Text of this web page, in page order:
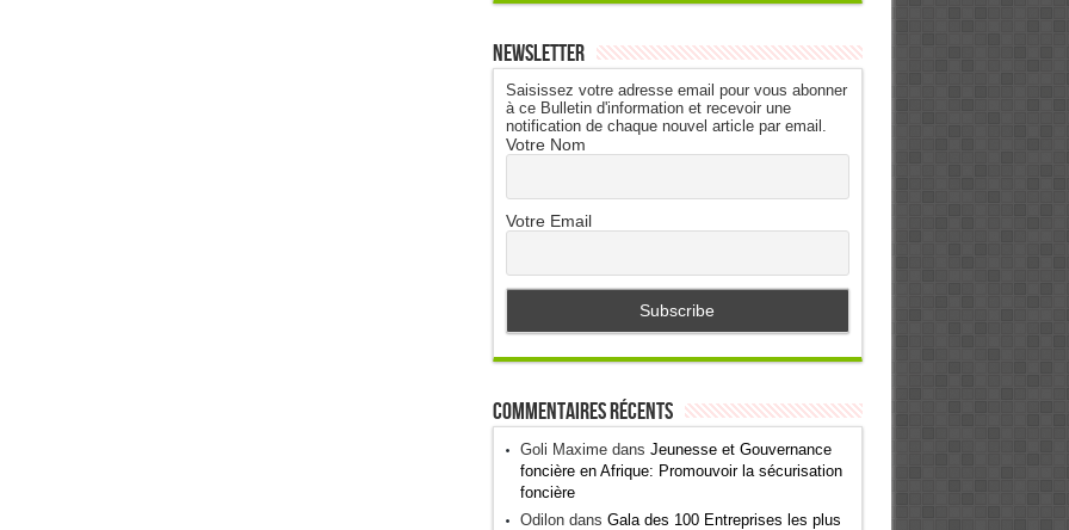
Newsletter
Saisissez votre adresse email pour vous abonner
à ce Bulletin d'information et recevoir une
notification de chaque nouvel article par email.
Votre Nom
Votre Email
Commentaires récents
Goli Maximedans Jeunesse et Gouvernance
foncière en Afrique: Promouvoir la sécurisation
foncière
Odilondans Gala des 100 Entreprises les plus